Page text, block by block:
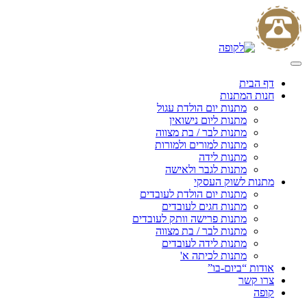
Skip
to
content
דף הבית
חנות המתנות
מתנות יום הולדת עגול
מתנות ליום נישואין
מתנות לבר / בת מצווה
מתנות למורים ולמורות
מתנות לידה
מתנות לגבר ולאישה
מתנות לשוק העסקי
מתנות יום הולדת לעובדים
מתנות חגים לעובדים
מתנות פרישה וותק לעובדים
מתנות לבר / בת מצווה
מתנות לידה לעובדים
מתנות לכיתה א'
אודות “ביום-בו”
צרו קשר
קופה